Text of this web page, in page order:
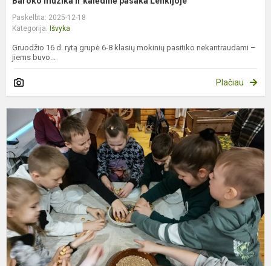
Paskelbta: 2025-12-18
Kategorija: Išvyka
Gruodžio 16 d. rytą grupė 6-8 klasių mokinių pasitiko nekantraudami –
jiems buvo...
Plačiau